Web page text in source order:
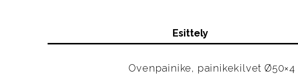
Esittely
Ovenpainike, painikekilvet Ø50×4